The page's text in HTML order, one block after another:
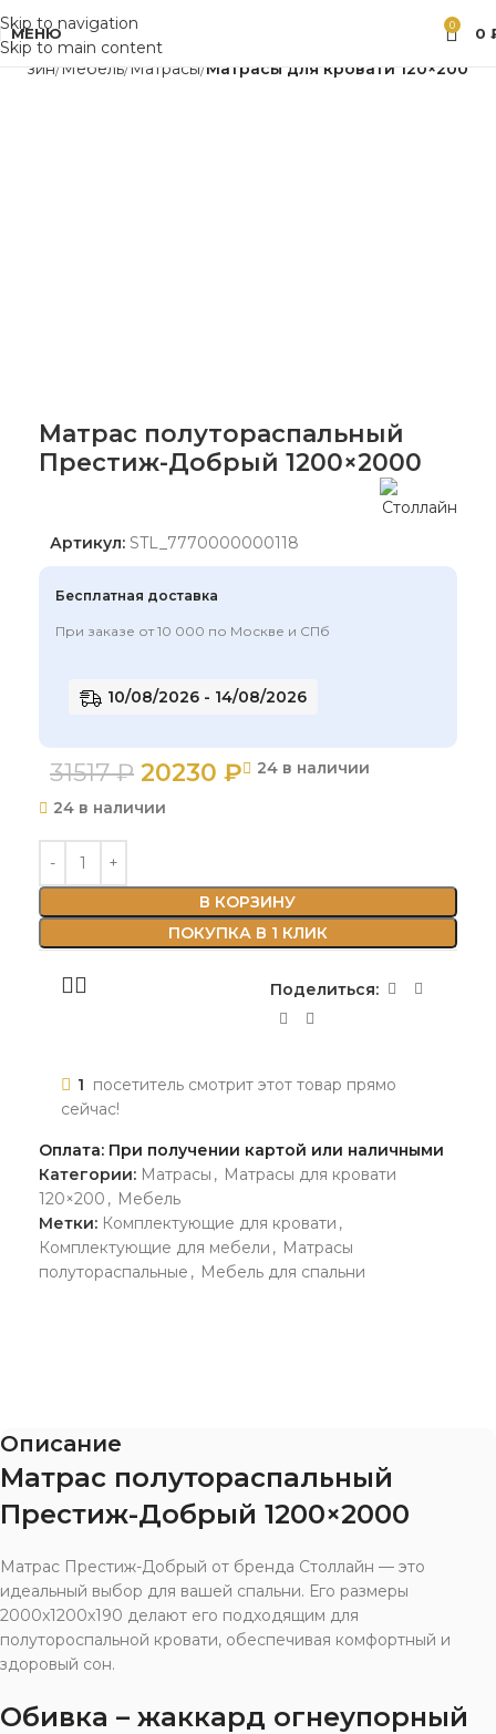
Skip to navigation
Skip to main content
МЕНЮ 0 0
Мебель Матрасы Матрасы для кровати 120×200
Матрас полутораспальный
Престиж-Добрый 1200×2000
Артикул: STL_7770000000118
Бесплатная доставка
При заказе от 10 000 по Москве и СПб
10/08/2026 - 14/08/2026
31517₽ 20230 ₽
24 в наличии
24 в наличии
В КОРЗИНУ
ПОКУПКА В 1 КЛИК
Поделиться:
1 посетитель смотрит этот товар прямо
сейчас!
Оплата: При получении картой или наличными
Категории: Матрасы , Матрасы для кровати
120×200 , Мебель
Метки: Комплектующие для кровати ,
Комплектующие для мебели , Матрасы
полутораспальные , Мебель для спальни
Описание
Матрас полутораспальный
Престиж-Добрый 1200×2000
Матрас Престиж-Добрый от бренда Столлайн — это
идеальный выбор для вашей спальни. Его размеры
2000x1200x190 делают его подходящим для
полутороспальной кровати, обеспечивая комфортный и
здоровый сон.
Обивка – жаккард огнеупорный